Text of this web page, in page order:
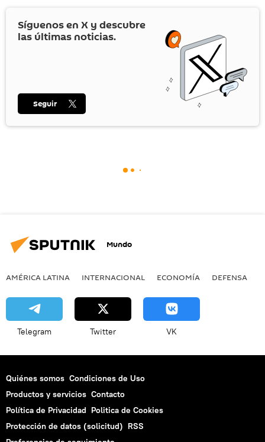
Síguenos en X y descubre
las últimas noticias.
Seguir
Mundo
AMÉRICA LATINA INTERNACIONAL ECONOMÍA DEFENSA
Telegram Twitter VK
Quiénes somos Condiciones de Uso
Productos y servicios Contacto
Política de Privacidad Politica de Cookies
Protección de datos (solicitud) RSS